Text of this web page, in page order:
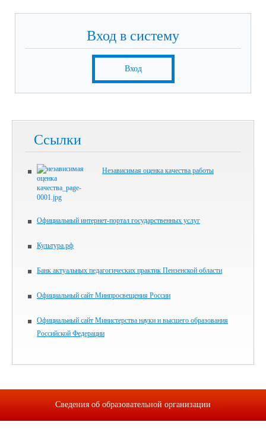
Вход в систему
Вход
Ссылки
Независимая оценка качества работы
Официальный интернет-портал государственных услуг
Культура.рф
Банк актуальных педагогических практик Пензенской области
Официальный сайт Минпросвещения России
Официальный сайт Министерства науки и высшего образования
Российской Федерации
Сведения об образовательной организации